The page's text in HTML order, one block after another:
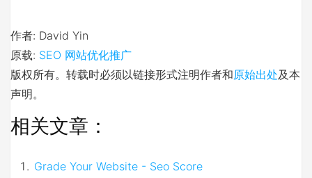
作者: David Yin
原载: SEO 网站优化推广
版权所有。转载时必须以链接形式注明作者和原始出处及本
声明。
相关文章：
Grade Your Website - Seo Score